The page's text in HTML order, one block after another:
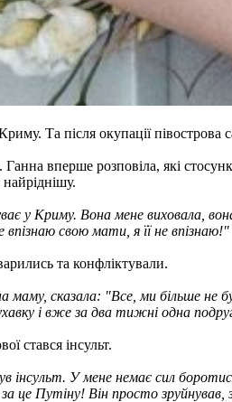
Та після окупації півострова
вперше розповіла, які
у Криму. Вона мене виховала,
свою мати, я її не впізнаю!"
та конфліктували.
маму, сказала: "Все, ми більше
і вже за два тижні одна
стався інсульт.
інсульт. У мене немає сил
Путіну! Він просто зруйнував,